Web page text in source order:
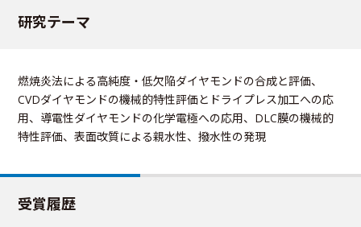
研究テーマ
燃焼炎法による高純度・低欠陥ダイヤモンドの合成と評価、
CVDダイヤモンドの機械的特性評価とドライプレス加工への応
用、導電性ダイヤモンドの化学電極への応用、DLC膜の機械的
特性評価、表面改質による親水性、撥水性の発現
受賞履歴